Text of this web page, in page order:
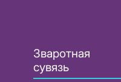
Зваротная
сувязь